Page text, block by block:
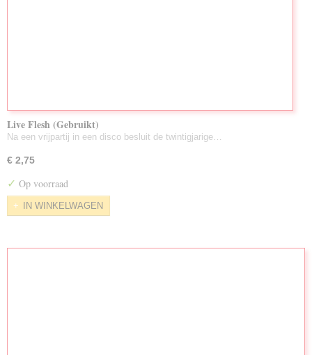
Live Flesh (Gebruikt)
Na een vrijpartij in een disco besluit de twintigjarige…
€ 2,75
✓ Op voorraad
IN WINKELWAGEN